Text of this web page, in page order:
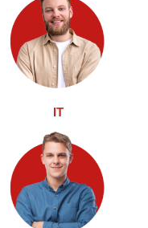
IT